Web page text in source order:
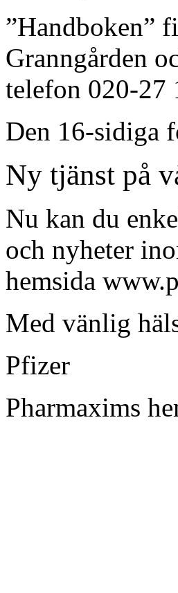
”Handboken”
Granngården
telefon 020-27
Den 16-sidiga
Ny tjänst på
Nu kan du
och nyheter
hemsida
Med vänlig
Pfizer
Pharmaxims